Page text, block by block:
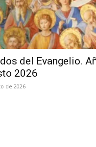
del Evangelio.
2026
de 2026